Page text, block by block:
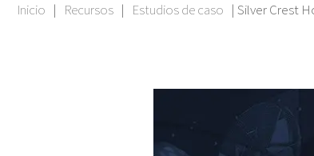
Inicio | Recursos | Estudios de caso | Silver Crest